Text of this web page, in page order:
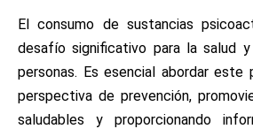
El consumo de sustancias
desafío significativo para la salud
personas. Es esencial abordar este
perspectiva de prevención,
saludables y proporcionando